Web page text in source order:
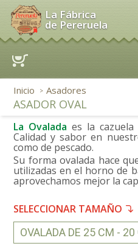
La Fábrica
de Pereruela
Inicio > Asadores
ASADOR OVAL
La Ovaladaes la
Calidad y sabor en
como de pescado.
Su forma ovalada hace
utilizadas en el horno de
aprovechamos mejor la
SELECCIONAR TAMAÑO
OVALADA DE 25 CM - 20